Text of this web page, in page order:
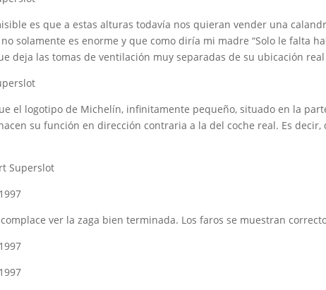
es que a estas alturas todavía nos quieran vender una
solamente es enorme y que como diría mi madre “Solo le falta
deja las tomas de ventilación muy separadas de su ubicación
el logotipo de Michelín, infinitamente pequeño, situado en la
su función en dirección contraria a la del coche real. Es
ver la zaga bien terminada. Los faros se muestran